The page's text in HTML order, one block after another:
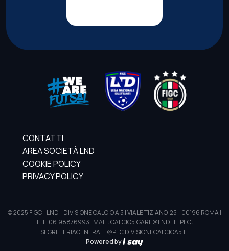
CONTATTI
AREA SOCIETÀ LND
COOKIE POLICY
PRIVACY POLICY
© 2025 FIGC - LND - DIVISIONE CALCIO A 5 | VIALE TIZIANO, 25 - 00196 ROMA |
TEL. 06.98876993 | MAIL: CALCIO5.GARE@LND.IT | PEC:
SEGRETERIAGENERALE@PEC.DIVISIONECALCIOA5.IT
Powered by